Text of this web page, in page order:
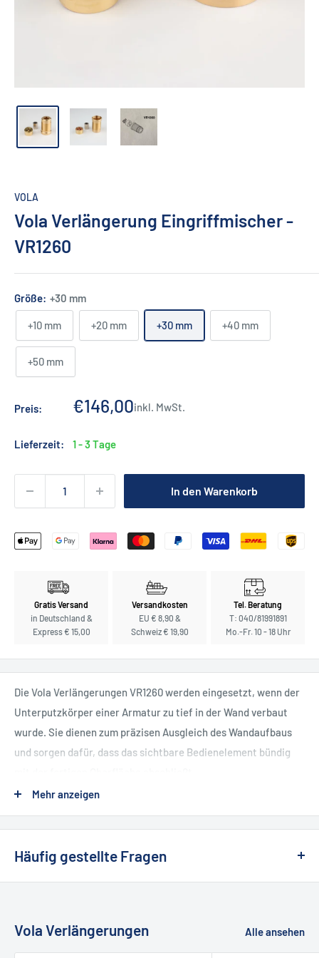
VOLA
Vola Verlängerung Eingriffmischer -
VR1260
Größe: +30 mm
+10 mm +20 mm +30 mm +40 mm
+50 mm
Preis: Sonderpreis
€146,00inkl. MwSt.
Lieferzeit: 1 - 3 Tage
In den Warenkorb
Gratis Versand
in Deutschland &
Express € 15,00
Versandkosten
EU € 8,90 &
Schweiz € 19,90
Tel. Beratung
T: 040/81991891
Mo.-Fr. 10 - 18 Uhr
Die Vola Verlängerungen VR1260 werden eingesetzt, wenn der
Unterputzkörper einer Armatur zu tief in der Wand verbaut
wurde. Sie dienen zum präzisen Ausgleich des Wandaufbaus
und sorgen dafür, dass das sichtbare Bedienelement bündig
Kompatibel mit folgenden Unterputzkörpern
200
Mehr anzeigen
Häufig gestellte Fragen
Vola Verlängerungen Alle ansehen